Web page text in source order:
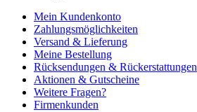
Mein Kundenkonto
Zahlungsmöglichkeiten
Versand & Lieferung
Meine Bestellung
Rücksendungen & Rückerstattungen
Aktionen & Gutscheine
Weitere Fragen?
Firmenkunden